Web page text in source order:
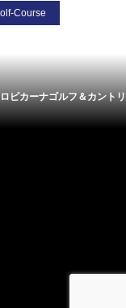
ナゴルフ＆カントリー...